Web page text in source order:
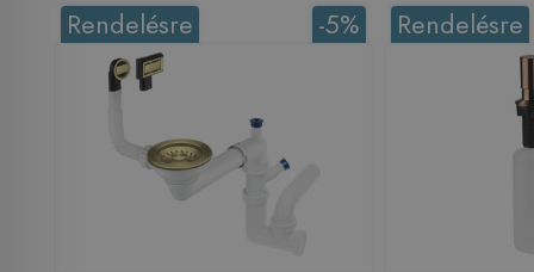
-5%
Rendelésre Rendelésre